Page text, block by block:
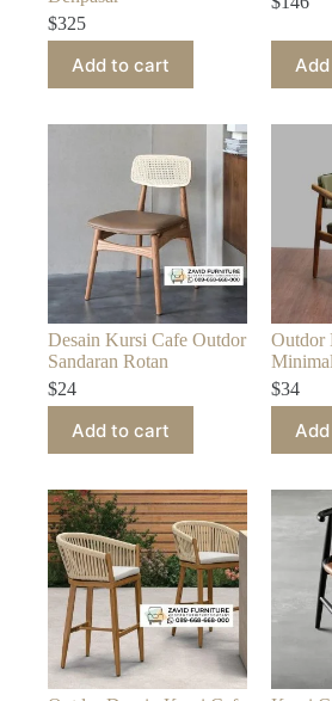
$325
Add to cart
Desain Kursi Cafe Outdor
Sandaran Rotan
$24
Add to cart
Outdor
$34